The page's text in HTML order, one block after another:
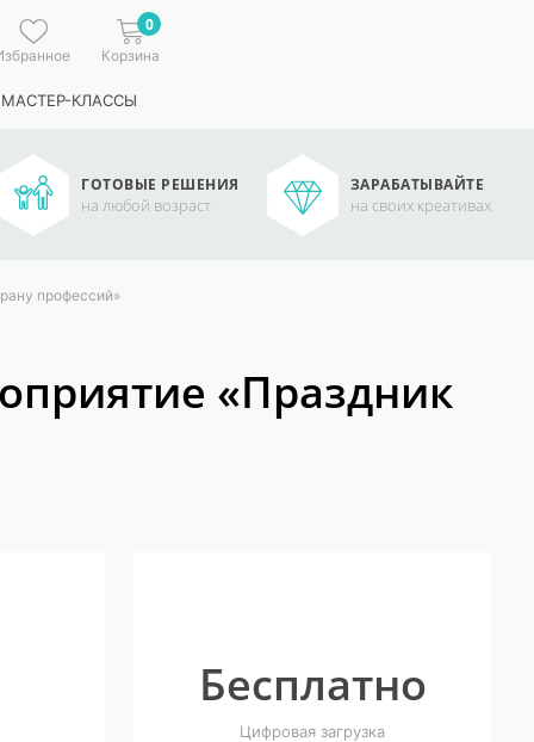
0
Корзина
КЛАССЫ
ГОТОВЫЕ РЕШЕНИЯ
на любой возраст
ЗАРАБАТЫВАЙТЕ
на своих креативах
профессий»
«Праздник
Бесплатно
Цифровая загрузка